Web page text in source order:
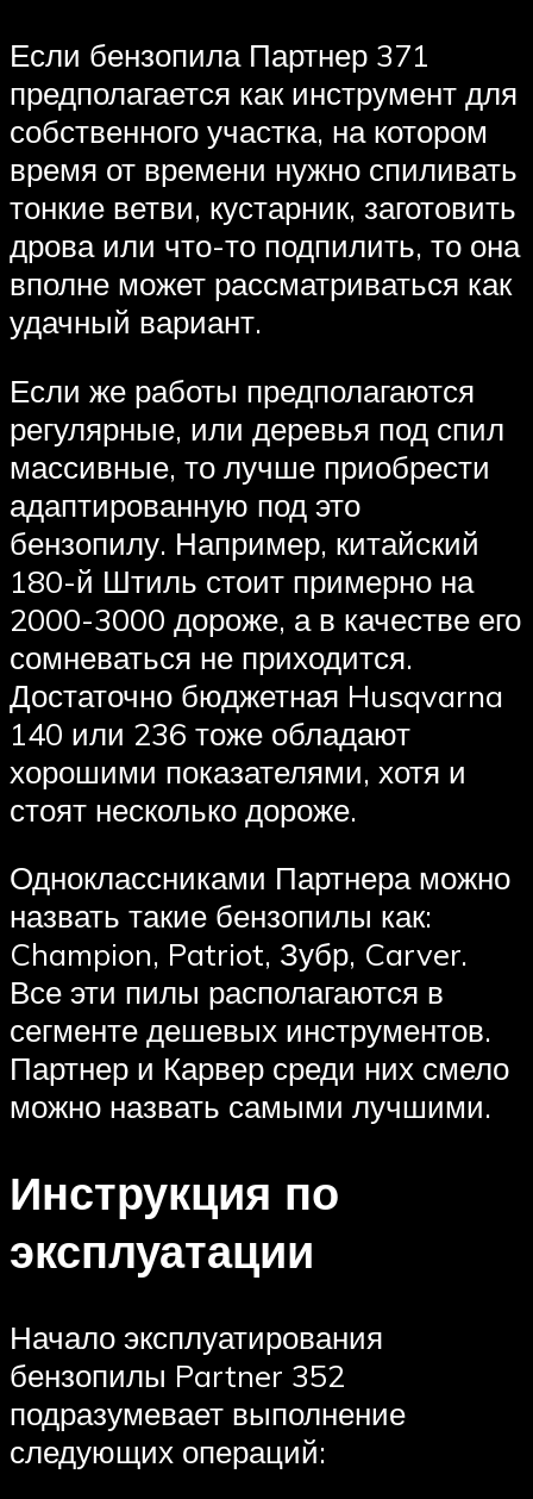
Если бензопила Партнер 371
предполагается как инструмент для
собственного участка, на котором
время от времени нужно спиливать
тонкие ветви, кустарник, заготовить
дрова или что-то подпилить, то она
вполне может рассматриваться как
удачный вариант.
Если же работы предполагаются
регулярные, или деревья под спил
массивные, то лучше приобрести
адаптированную под это
бензопилу. Например, китайский
180-й Штиль стоит примерно на
2000-3000 дороже, а в качестве его
сомневаться не приходится.
Достаточно бюджетная Husqvarna
140 или 236 тоже обладают
хорошими показателями, хотя и
стоят несколько дороже.
Одноклассниками Партнера можно
назвать такие бензопилы как:
Champion, Patriot, Зубр, Carver.
Все эти пилы располагаются в
сегменте дешевых инструментов.
Партнер и Карвер среди них смело
можно назвать самыми лучшими.
Инструкция по
эксплуатации
Начало эксплуатирования
бензопилы Partner 352
подразумевает выполнение
следующих операций: